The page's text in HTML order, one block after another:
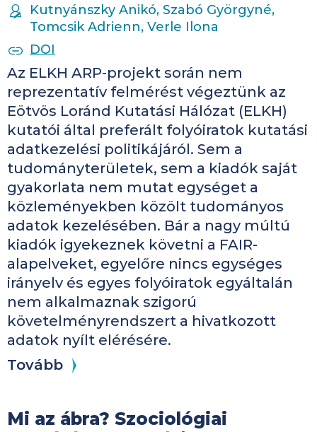
AUTHORS
Kutnyánszky Anikó, Szabó Györgyné,
Tomcsik Adrienn, Verle Ilona
PUBLICATION IDENTIFIERS
DOI
Az ELKH ARP-projekt során nem
reprezentatív felmérést végeztünk az
Eötvös Loránd Kutatási Hálózat (ELKH)
kutatói által preferált folyóiratok kutatási
adatkezelési politikájáról. Sem a
tudományterületek, sem a kiadók saját
gyakorlata nem mutat egységet a
közleményekben közölt tudományos
adatok kezelésében. Bár a nagy múltú
kiadók igyekeznek követni a FAIR-
alapelveket, egyelőre nincs egységes
irányelv és egyes folyóiratok egyáltalán
nem alkalmaznak szigorú
követelményrendszert a hivatkozott
adatok nyílt elérésére.
Tovább
Mi az ábra? Szociológiai